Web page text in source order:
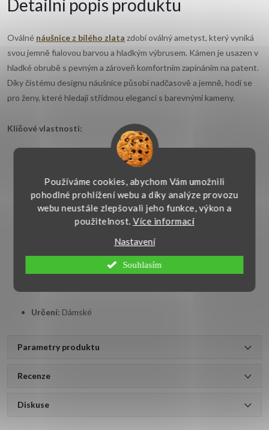
Používáme cookies, abychom Vám umožnili
pohodlné prohlížení webu a díky analýze provozu
webu neustále zlepšovali jeho funkce, výkon a
použitelnost.Více informací
Nastavení
Souhlasím
Detailní popis produktu
Oválné náušnice z bílého zlata zdobí oválný ametyst, který vyniká
svou jemně fialovou barvou a hladkým výbrusem. Kámen je usazen v
hladké obrubě s pevným a zároveň komfortním zapínáním na patent.
Díky čistému designu náušnice působí nadčasově a jemně, hodí se
pro ženy, které hledají střídmou eleganci s barevnými kameny.
Klíčové vlastnosti:
Bílé zlato 14kt. 585/1000
Kámen: Ametyst
Oválný
Určení: Dámské
Parametry produktu
Recenze
Diskuse